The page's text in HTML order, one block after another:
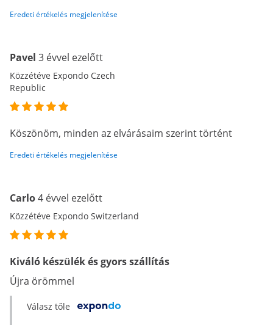
Eredeti értékelés megjelenítése
Pavel 3 évvel ezelőtt
Közzétéve Expondo Czech
Republic
Köszönöm, minden az elvárásaim szerint történt
Eredeti értékelés megjelenítése
Carlo4 évvel ezelőtt
Közzétéve Expondo Switzerland
Kiváló készülék és gyors szállítás
Újra örömmel
Válasz tőle